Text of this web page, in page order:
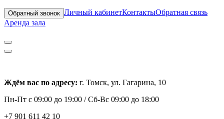
Обратный звонок Личный кабинетКонтактыОбратная связь
Аренда зала
Ждём вас по адресу: г. Томск, ул. Гагарина, 10
Пн-Пт с 09:00 до 19:00 /Сб-Вс 09:00 до 18:00
+7 901 611 42 10